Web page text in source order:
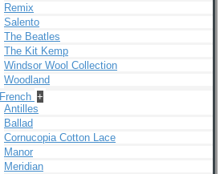
Remix
Salento
The Beatles
The Kit Kemp
Windsor Wool Collection
Woodland
+
Antilles
Ballad
Cornucopia Cotton Lace
Manor
Meridian